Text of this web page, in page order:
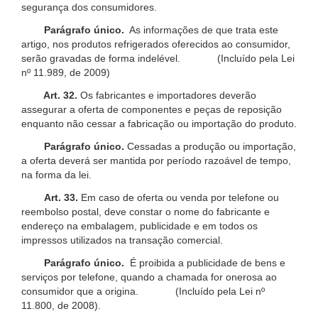
segurança dos consumidores.
Parágrafo único. As informações de que trata este
artigo, nos produtos refrigerados oferecidos ao consumidor,
serão gravadas de forma indelével. (Incluído pela Lei
nº 11.989, de 2009)
Art. 32. Os fabricantes e importadores deverão
assegurar a oferta de componentes e peças de reposição
enquanto não cessar a fabricação ou importação do produto.
Parágrafo único. Cessadas a produção ou importação,
a oferta deverá ser mantida por período razoável de tempo,
na forma da lei.
Art. 33. Em caso de oferta ou venda por telefone ou
reembolso postal, deve constar o nome do fabricante e
endereço na embalagem, publicidade e em todos os
impressos utilizados na transação comercial.
Parágrafo único.
É proibida a publicidade de bens e
serviços por telefone, quando a chamada for onerosa ao
consumidor que a origina. (Incluído pela Lei nº
11.800, de 2008).